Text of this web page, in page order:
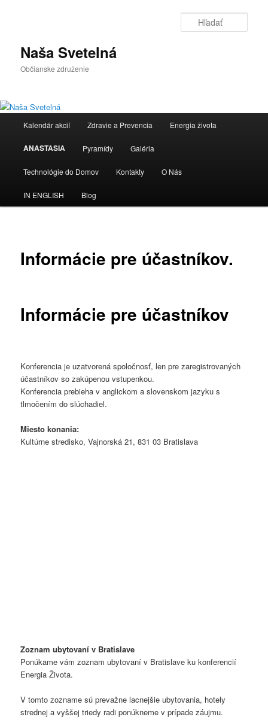
Naša Svetelná
Občianske združenie
Kalendár akcií Zdravie a Prevencia Energia života
ANASTASIA Pyramídy Galéria
Technológie do Domov Kontakty O Nás
IN ENGLISH Blog
Informácie pre účastníkov.
Informácie pre účastníkov
Konferencia je uzatvorená spoločnosť, len pre zaregistrovaných
účastníkov so zakúpenou vstupenkou.
Konferencia prebieha v anglickom a slovenskom jazyku s
tlmočením do slúchadiel.
Miesto konania:
Kultúrne stredisko, Vajnorská 21, 831 03 Bratislava
Zoznam ubytovaní v Bratislave
Ponúkame vám zoznam ubytovaní v Bratislave ku konferencií
Energia Života.
V tomto zozname sú prevažne lacnejšie ubytovania, hotely
strednej a vyššej triedy radi ponúkneme v prípade záujmu.